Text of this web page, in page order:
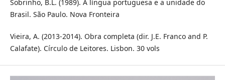
Sobrinho, B.L. (1989). A língua portuguesa e a unidade do
Brasil. São Paulo. Nova Fronteira
Vieira, A. (2013-2014). Obra completa (dir. J.E. Franco and P.
Calafate). Círculo de Leitores. Lisbon. 30 vols